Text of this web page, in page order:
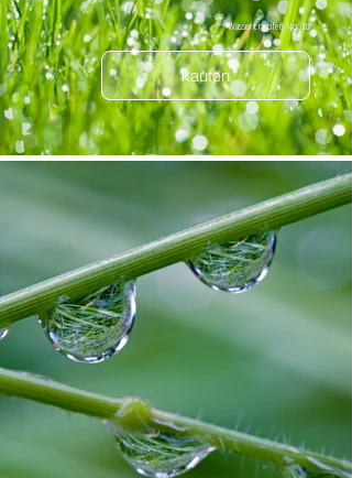
Wassertropfen No. 10
kaufen